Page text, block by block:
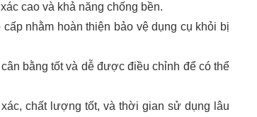
cao và khả năng chống bền.
nhằm hoàn thiện bảo vệ dụng cụ khỏi bị
bằng tốt và dễ được điều chỉnh để có thể
chất lượng tốt, và thời gian sử dụng lâu